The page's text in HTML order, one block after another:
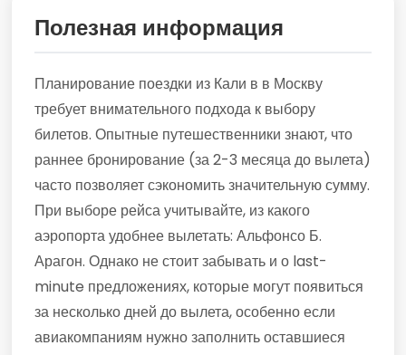
Полезная информация
Планирование поездки из Кали в в Москву
требует внимательного подхода к выбору
билетов. Опытные путешественники знают, что
раннее бронирование (за 2-3 месяца до вылета)
часто позволяет сэкономить значительную сумму.
При выборе рейса учитывайте, из какого
аэропорта удобнее вылетать: Альфонсо Б.
Арагон. Однако не стоит забывать и о last-
minute предложениях, которые могут появиться
за несколько дней до вылета, особенно если
авиакомпаниям нужно заполнить оставшиеся